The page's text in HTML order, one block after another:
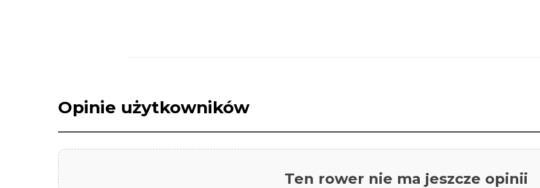
Opinie użytkowników
Ten rower nie ma jeszcze opinii